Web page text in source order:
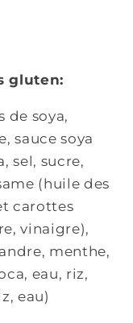
gluten:
de soya,
sauce soya
sel, sucre,
(huile des
carottes
vinaigre),
menthe,
eau, riz,
eau)